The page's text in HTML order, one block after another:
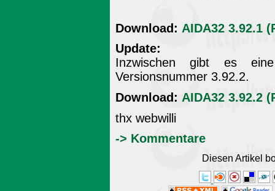
Download: AIDA32 3.92.1
Update:
Inzwischen gibt es
Versionsnummer 3.92.2.
Download: AIDA32 3.92.2
thx webwilli
-> Kommentare
Diesen Artikel